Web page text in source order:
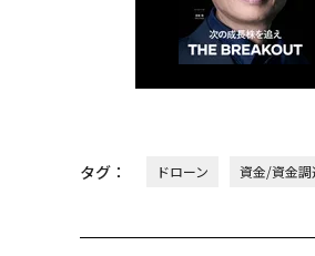
タグ： ドローン 資金/資金調